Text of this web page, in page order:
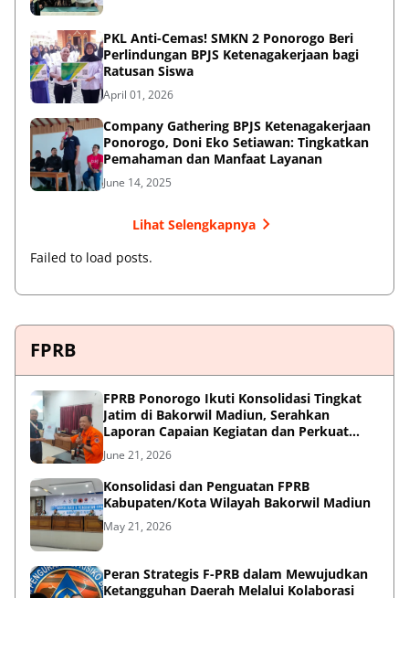
PKL Anti-Cemas! SMKN 2 Ponorogo Beri
Perlindungan BPJS Ketenagakerjaan bagi
Ratusan Siswa
April 01, 2026
Company Gathering BPJS Ketenagakerjaan
Ponorogo, Doni Eko Setiawan: Tingkatkan
Pemahaman dan Manfaat Layanan
June 14, 2025
Lihat Selengkapnya
Failed to load posts.
FPRB
FPRB Ponorogo Ikuti Konsolidasi Tingkat
Jatim di Bakorwil Madiun, Serahkan
Laporan Capaian Kegiatan dan Perkuat
Sinergi Pentahelix
June 21, 2026
Konsolidasi dan Penguatan FPRB
Kabupaten/Kota Wilayah Bakorwil Madiun
May 21, 2026
Peran Strategis F-PRB dalam Mewujudkan
Ketangguhan Daerah Melalui Kolaborasi